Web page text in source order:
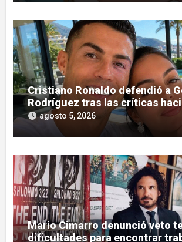
Cristiano Ronaldo defendió a
Rodríguez tras las críticas
agosto 5, 2026
Mario Cimarro denunció veto
dificultades para encontrar